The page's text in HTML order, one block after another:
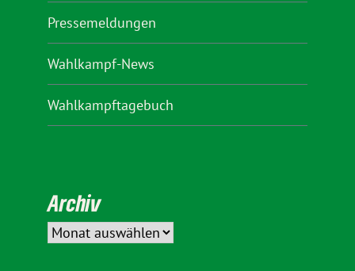
Pressemeldungen
Wahlkampf-News
Wahlkampftagebuch
Archiv